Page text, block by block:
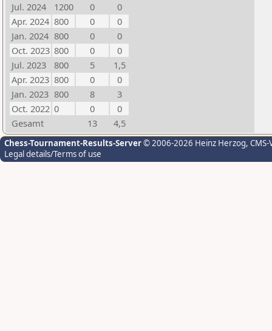
Jul. 2024
1200 0
0
Apr. 2024 800 0
0
Jan. 2024 800 0
0
Oct. 2023 800 0
0
Jul. 2023
800 5
1,5
Apr. 2023 800 0
0
Jan. 2023 800 8
3
Oct. 2022 0 0
0
Gesamt
13 4,5
Chess-Tournament-Results-Server© 2006-2026 Heinz Herzog,
Legal details/Terms of use